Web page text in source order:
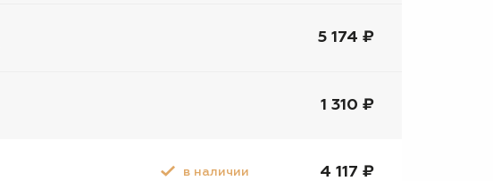
5 174 ₽
1 310 ₽
в наличии 4 117 ₽